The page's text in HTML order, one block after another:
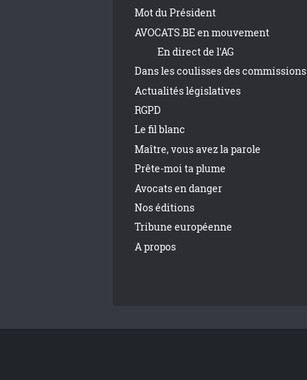
Tribune Footer
Mot du Président
AVOCATS.BE en mouvement
En direct de l'AG
Dans les coulisses des commissions
Actualités législatives
RGPD
Le fil blanc
Maître, vous avez la parole
Prête-moi ta plume
Avocats en danger
Nos éditions
Tribune européenne
A propos